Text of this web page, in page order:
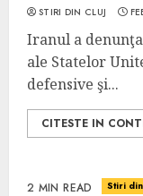
STIRI DIN CLUJ
Iranul a
ale Statelor
defensive şi...
CITESTE IN
2 MIN READ Stiri